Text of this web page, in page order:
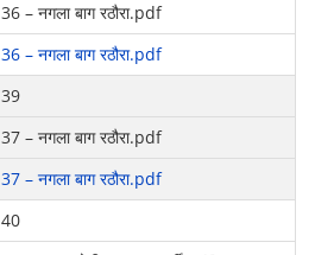
36 – नगला बाग रठौरा.pdf
36 – नगला बाग रठौरा.pdf
39
37 – नगला बाग रठौरा.pdf
37 – नगला बाग रठौरा.pdf
40